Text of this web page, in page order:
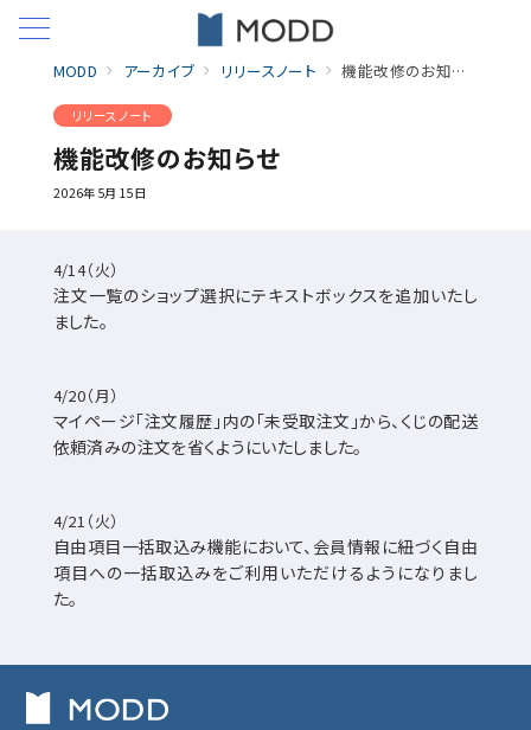
MODD アーカイブ リリースノート 機能改修のお知らせ
リリースノート
機能改修のお知らせ
2026年5月15日
4/14（火）
注文一覧のショップ選択にテキストボックスを追加いたし
ました。
4/20（月）
マイページ「注文履歴」内の「未受取注文」から、くじの配送
依頼済みの注文を省くようにいたしました。
4/21（火）
自由項目一括取込み機能において、会員情報に紐づく自由
項目への一括取込みをご利用いただけるようになりまし
た。